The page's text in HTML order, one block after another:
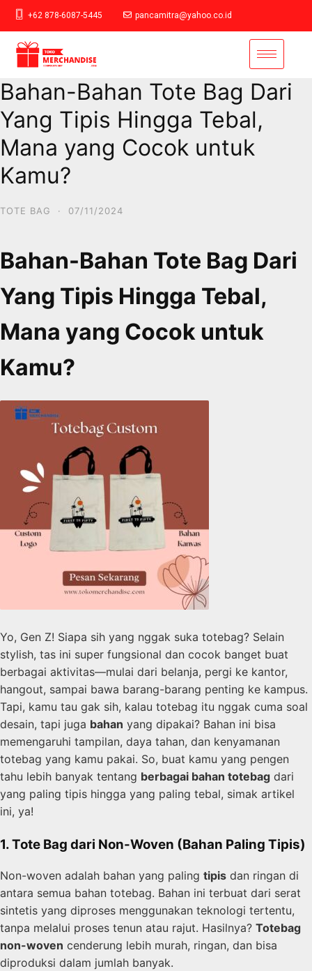
+62 878-6087-5445 pancamitra@yahoo.co.id
Bahan-Bahan Tote Bag Dari
Yang Tipis Hingga Tebal,
Mana yang Cocok untuk
Kamu?
TOTE BAG · 07/11/2024
Bahan-Bahan Tote Bag Dari
Yang Tipis Hingga Tebal,
Mana yang Cocok untuk
Kamu?
Yo, Gen Z! Siapa sih yang nggak suka totebag? Selain
stylish, tas ini super fungsional dan cocok banget buat
berbagai aktivitas—mulai dari belanja, pergi ke kantor,
hangout, sampai bawa barang-barang penting ke kampus.
Tapi, kamu tau gak sih, kalau totebag itu nggak cuma soal
desain, tapi juga bahan yang dipakai? Bahan ini bisa
memengaruhi tampilan, daya tahan, dan kenyamanan
totebag yang kamu pakai. So, buat kamu yang pengen
tahu lebih banyak tentang berbagai bahan totebag dari
yang paling tipis hingga yang paling tebal, simak artikel
ini, ya!
1. Tote Bag dari Non-Woven (Bahan Paling Tipis)
Non-woven adalah bahan yang paling tipis dan ringan di
antara semua bahan totebag. Bahan ini terbuat dari serat
sintetis yang diproses menggunakan teknologi tertentu,
tanpa melalui proses tenun atau rajut. Hasilnya? Totebag
non-woven cenderung lebih murah, ringan, dan bisa
diproduksi dalam jumlah banyak.